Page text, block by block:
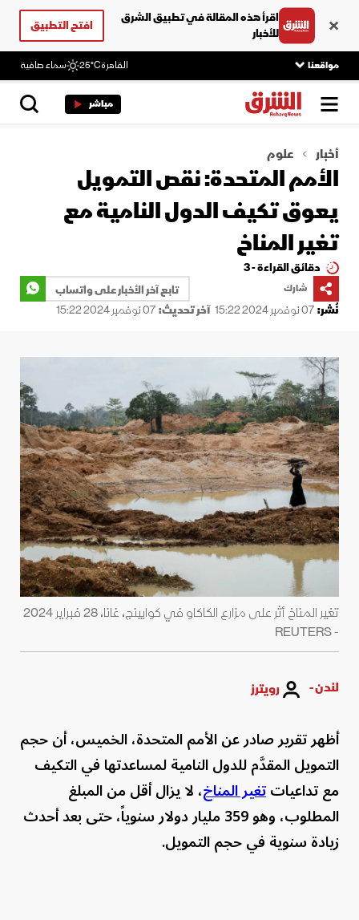
اقرأ هذه المقالة في تطبيق الشرق
للأخبار
افتح التطبيق
مواقعنا القاهرة25°C سماء صافية
مباشر
أخبار علوم
الأمم المتحدة: نقص التمويل
يعوق تكيف الدول النامية مع
تغير المناخ
دقائق القراءة - 3
شارك
تابع آخر الأخبار على واتساب
نُشر:07 نوفمبر 2024 15:22 آخر تحديث:07 نوفمبر 2024 15:22
تغير المناخ أثر على مزارع الكاكاو في كوابينج، غانا، 28 فبراير 2024
- REUTERS
لندن - رويترز
أظهر تقرير صادر عن الأمم المتحدة، الخميس، أن حجم
التمويل المقدَّم للدول النامية لمساعدتها في التكيف
مع تداعياتتغير المناخ، لا يزال أقل من المبلغ
المطلوب، وهو 359 مليار دولار سنوياً، حتى بعد أحدث
زيادة سنوية في حجم التمويل.